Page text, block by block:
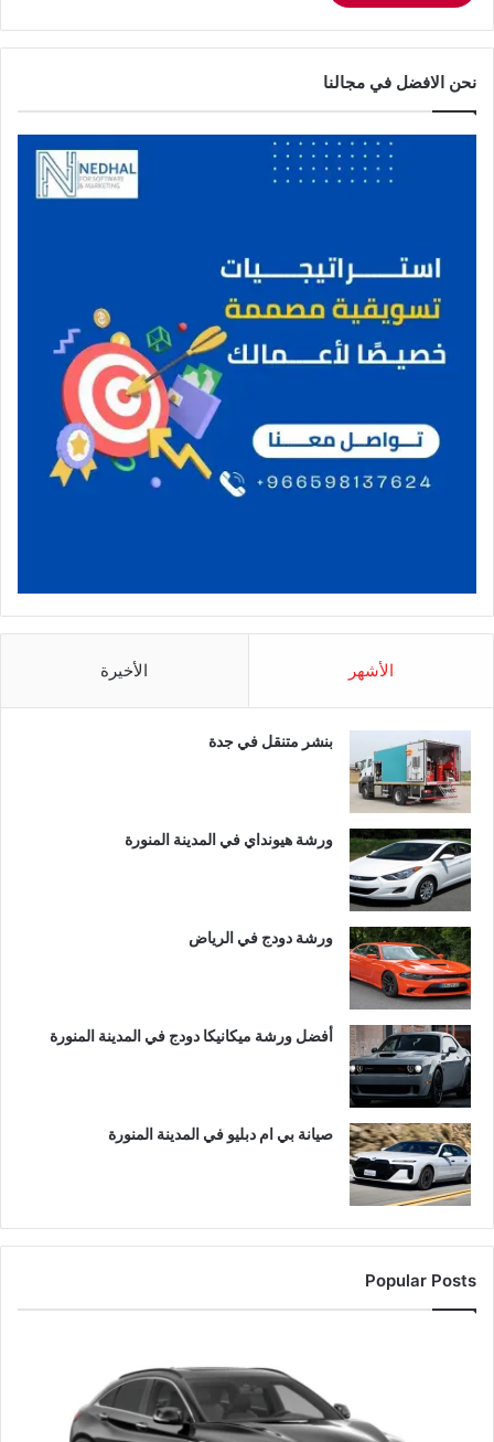
نحن الافضل في مجالنا
الأشهر الأخيرة
بنشر متنقل في جدة
ورشة هيونداي في المدينة المنورة
ورشة دودج في الرياض
أفضل ورشة ميكانيكا دودج في المدينة المنورة
صيانة بي ام دبليو في المدينة المنورة
Popular Posts